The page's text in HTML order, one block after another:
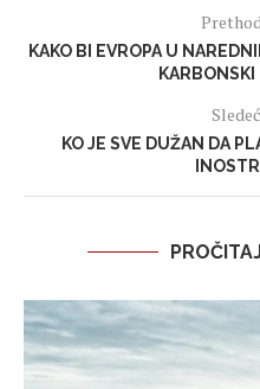
KAKO BI EVROPA U
KO JE SVE DUŽAN DA